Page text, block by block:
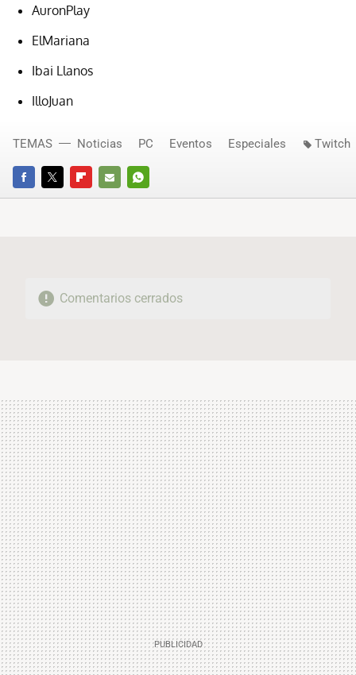
AuronPlay
ElMariana
Ibai Llanos
IlloJuan
FACEBOOKTWITTERFLIPBOARD
E-
WHATSAPP
TEMAS Noticias PC Eventos Especiales Twitch
Comentarios cerrados